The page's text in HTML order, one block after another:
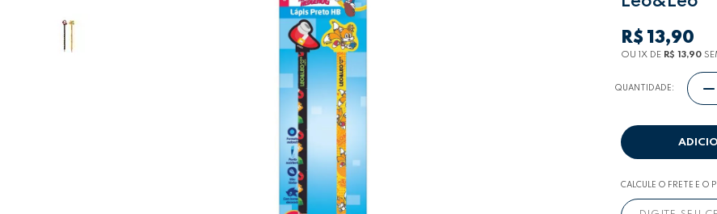
R$ 13,90
OU 1XDE R$ 13,90
QUANTIDADE:
CALCULE O FRETE E O